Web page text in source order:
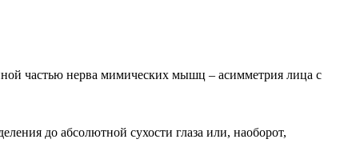
частью нерва мимических мышц – асимметрия лица с
до абсолютной сухости глаза или, наоборот,